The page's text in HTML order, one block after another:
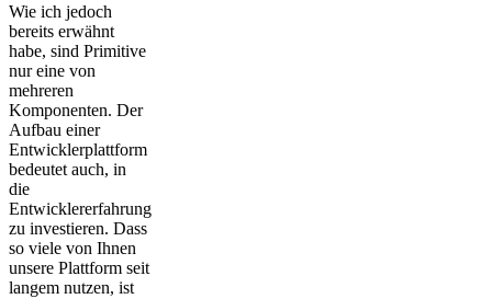
Wie ich jedoch
bereits erwähnt
habe, sind Primitive
nur eine von
mehreren
Komponenten. Der
Aufbau einer
Entwicklerplattform
bedeutet auch, in
die
Entwicklererfahrung
zu investieren. Dass
so viele von Ihnen
unsere Plattform seit
langem nutzen, ist